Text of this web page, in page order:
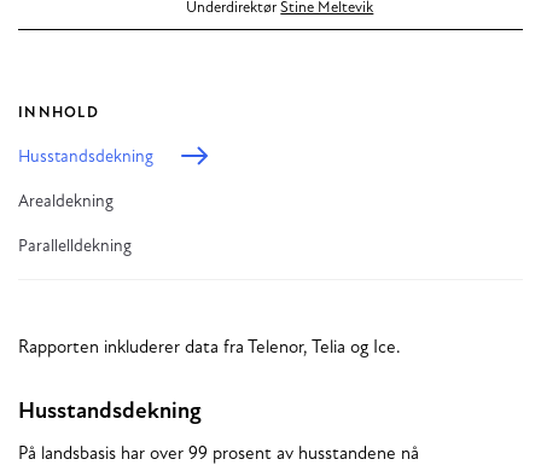
Underdirektør Stine Meltevik
INNHOLD
Husstandsdekning
Arealdekning
Parallelldekning
Rapporten inkluderer data fra Telenor, Telia og Ice.
Husstandsdekning
På landsbasis har over 99 prosent av husstandene nå